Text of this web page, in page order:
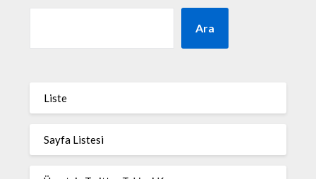
Ara
Liste
Sayfa Listesi